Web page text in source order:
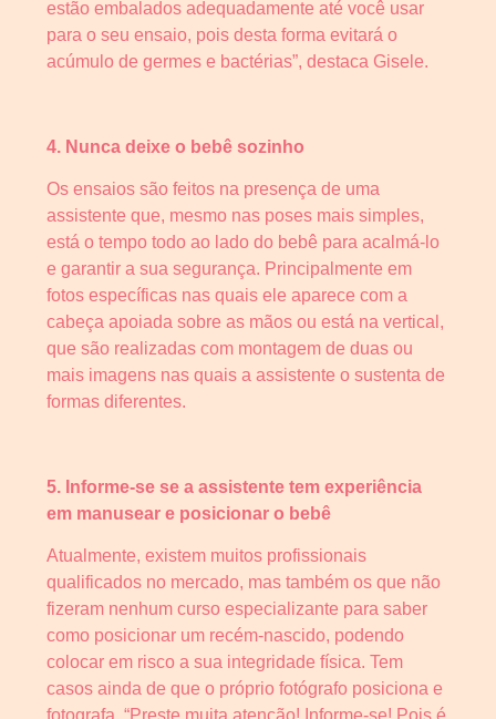
estão embalados adequadamente até você usar
para o seu ensaio, pois desta forma evitará o
acúmulo de germes e bactérias”, destaca Gisele.
4. Nunca deixe o bebê sozinho
Os ensaios são feitos na presença de uma
assistente que, mesmo nas poses mais simples,
está o tempo todo ao lado do bebê para acalmá-lo
e garantir a sua segurança. Principalmente em
fotos específicas nas quais ele aparece com a
cabeça apoiada sobre as mãos ou está na vertical,
que são realizadas com montagem de duas ou
mais imagens nas quais a assistente o sustenta de
formas diferentes.
5. Informe-se se a assistente tem experiência
em manusear e posicionar o bebê
Atualmente, existem muitos profissionais
qualificados no mercado, mas também os que não
fizeram nenhum curso especializante para saber
como posicionar um recém-nascido, podendo
colocar em risco a sua integridade física. Tem
casos ainda de que o próprio fotógrafo posiciona e